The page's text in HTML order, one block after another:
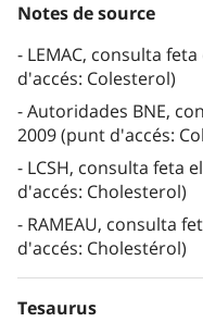
Notes de source
LEMAC, consulta
d'accés: Colesterol)
Autoridades BNE,
2009 (punt d'accés:
LCSH, consulta feta
d'accés: Cholesterol)
RAMEAU, consulta
d'accés: Cholestérol)
Tesaurus